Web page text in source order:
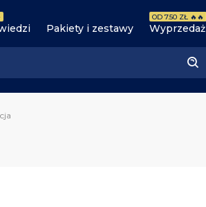
Pakiety i zestawy Wyprzedaż
OD 7.50 ZŁ 🔥🔥